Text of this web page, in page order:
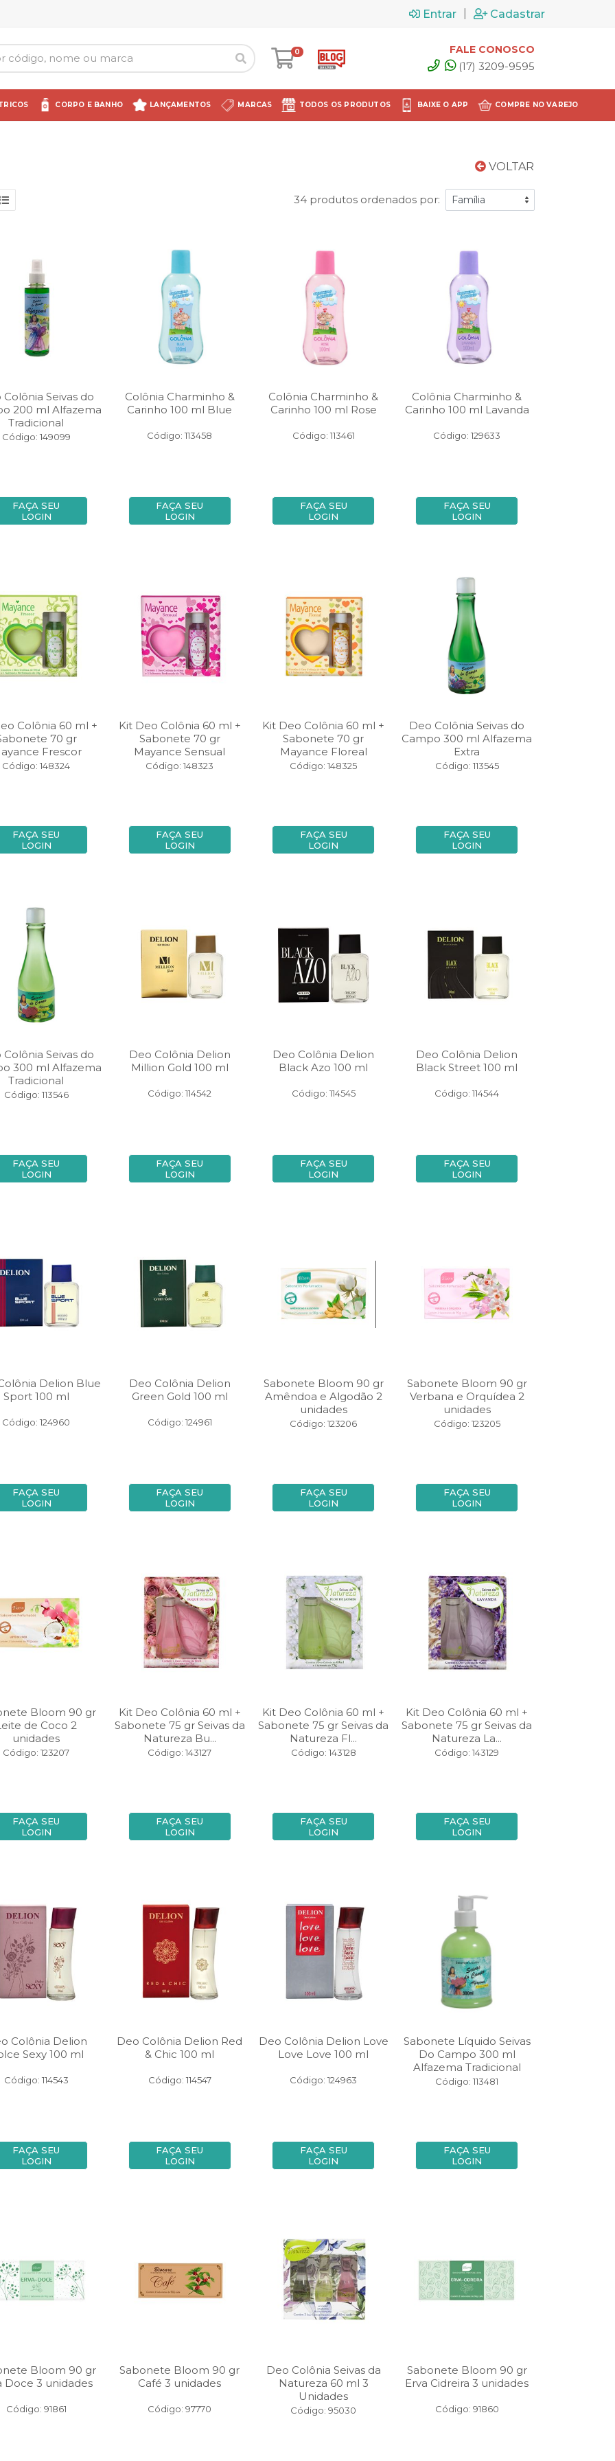
Entrar Cadastrar
0 FALE CONOSCO
(17) 3209-9595
CORPO E BANHO LANÇAMENTOS MARCAS TODOS OS PRODUTOS BAIXE O APP COMPRE NO VAREJO
VOLTAR
34 produtos ordenados por:
Seivas do
200 ml Alfazema
Tradicional
Código: 149099
FAÇA SEU
LOGIN
Colônia Charminho &
Carinho 100 ml Blue
Código: 113458
FAÇA SEU
LOGIN
Colônia Charminho &
Carinho 100 ml Rose
Código: 113461
FAÇA SEU
LOGIN
Colônia Charminho &
Carinho 100 ml Lavanda
Código: 129633
FAÇA SEU
LOGIN
Colônia 60 ml +
70 gr
Frescor
Código: 148324
FAÇA SEU
LOGIN
Kit Deo Colônia 60 ml +
Sabonete 70 gr
Mayance Sensual
Código: 148323
FAÇA SEU
LOGIN
Kit Deo Colônia 60 ml +
Sabonete 70 gr
Mayance Floreal
Código: 148325
FAÇA SEU
LOGIN
Deo Colônia Seivas do
Campo 300 ml Alfazema
Extra
Código: 113545
FAÇA SEU
LOGIN
Seivas do
300 ml Alfazema
Tradicional
Código: 113546
FAÇA SEU
LOGIN
Deo Colônia Delion
Million Gold 100 ml
Código: 114542
FAÇA SEU
LOGIN
Deo Colônia Delion
Black Azo 100 ml
Código: 114545
FAÇA SEU
LOGIN
Deo Colônia Delion
Black Street 100 ml
Código: 114544
FAÇA SEU
LOGIN
Delion Blue
Sport 100 ml
Código: 124960
FAÇA SEU
LOGIN
Deo Colônia Delion
Green Gold 100 ml
Código: 124961
FAÇA SEU
LOGIN
Sabonete Bloom 90 gr
Amêndoa e Algodão 2
unidades
Código: 123206
FAÇA SEU
LOGIN
Sabonete Bloom 90 gr
Verbana e Orquídea 2
unidades
Código: 123205
FAÇA SEU
LOGIN
Bloom 90 gr
de Coco 2
unidades
Código: 123207
FAÇA SEU
LOGIN
Kit Deo Colônia 60 ml +
Sabonete 75 gr Seivas da
Natureza Bu...
Código: 143127
FAÇA SEU
LOGIN
Kit Deo Colônia 60 ml +
Sabonete 75 gr Seivas da
Natureza Fl...
Código: 143128
FAÇA SEU
LOGIN
Kit Deo Colônia 60 ml +
Sabonete 75 gr Seivas da
Natureza La...
Código: 143129
FAÇA SEU
LOGIN
Colônia Delion
Sexy 100 ml
Código: 114543
FAÇA SEU
LOGIN
Deo Colônia Delion Red
& Chic 100 ml
Código: 114547
FAÇA SEU
LOGIN
Deo Colônia Delion Love
Love Love 100 ml
Código: 124963
FAÇA SEU
LOGIN
Sabonete Líquido Seivas
Do Campo 300 ml
Alfazema Tradicional
Código: 113481
FAÇA SEU
LOGIN
Bloom 90 gr
Doce 3 unidades
Código: 91861
Sabonete Bloom 90 gr
Café 3 unidades
Código: 97770
Deo Colônia Seivas da
Natureza 60 ml 3
Unidades
Código: 95030
Sabonete Bloom 90 gr
Erva Cidreira 3 unidades
Código: 91860